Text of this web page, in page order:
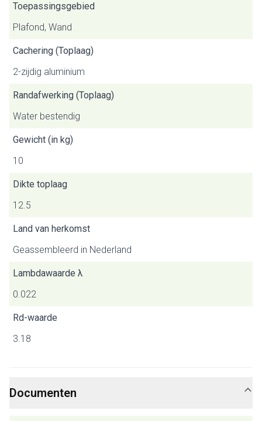
Toepassingsgebied
Plafond, Wand
Cachering (Toplaag)
2-zijdig aluminium
Randafwerking (Toplaag)
Water bestendig
Gewicht (in kg)
10
Dikte toplaag
12.5
Land van herkomst
Geassembleerd in Nederland
Lambdawaarde λ
0.022
Rd-waarde
3.18
Documenten